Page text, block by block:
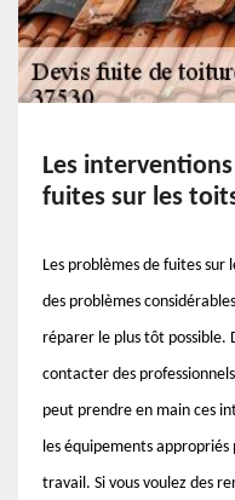
Les
fuites sur les
Les problèmes de fuites
des problèmes
réparer le plus tôt possible.
contacter des
peut prendre en main ces
les équipements
travail. Si vous voulez des